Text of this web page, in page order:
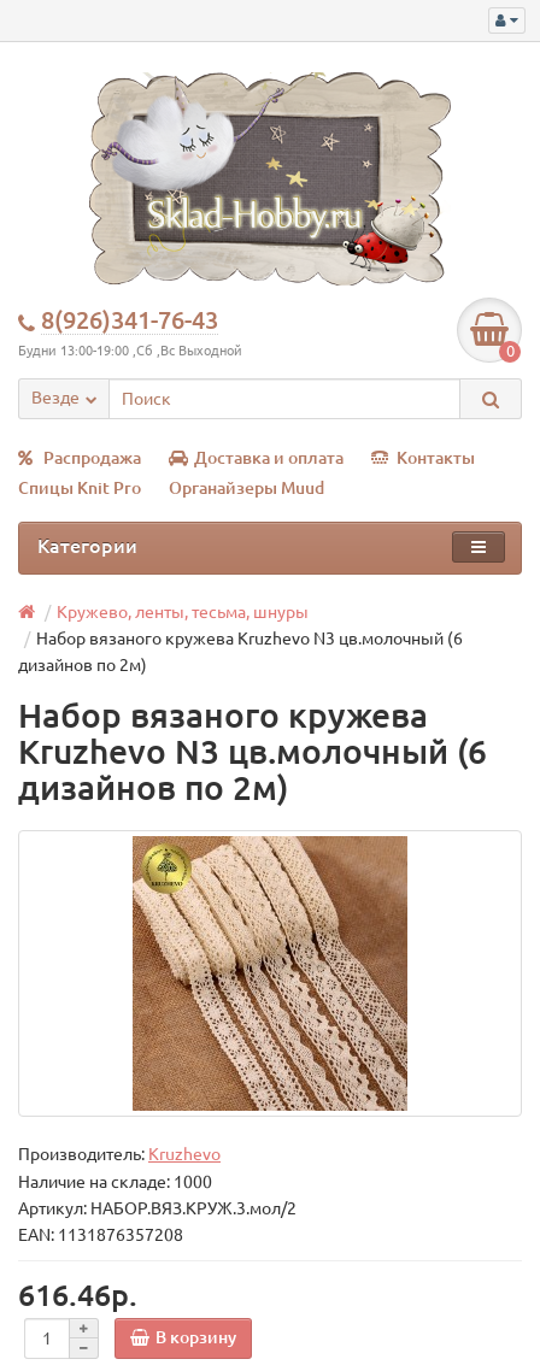
8(926)341-76-43
Будни 13:00-19:00 ,Сб ,Вс Выходной 0
Везде
Распродажа Доставка и оплата
Контакты
Спицы Knit Pro
Органайзеры Muud
Категории
Кружево, ленты, тесьма, шнуры
Набор вязаного кружева Kruzhevo N3 цв.молочный (6
дизайнов по 2м)
Набор вязаного кружева
Kruzhevo N3 цв.молочный (6
дизайнов по 2м)
Производитель: Kruzhevo
Наличие на складе: 1000
Артикул: НАБОР.ВЯЗ.КРУЖ.3.мол/2
EAN: 1131876357208
616.46р.
В корзину